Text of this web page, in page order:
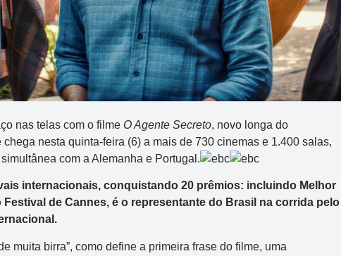
nas telas com o filme O Agente Secreto, novo longa do
nesta quinta-feira (6) a mais de 730 cinemas e 1.400 salas,
com a Alemanha e Portugal.
internacionais, conquistando 20 prêmios: incluindo Melhor
Festival de Cannes, é o representante do Brasil na corrida pelo
muita birra”, como define a primeira frase do filme, uma